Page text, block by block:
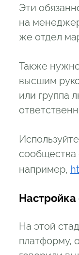
Эти
на
же отдел
Также
высшим
или группа
сообщества
например,
На этой
платформу,